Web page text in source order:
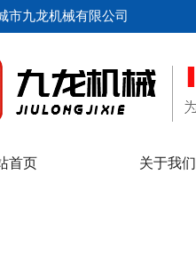
市九龙机械有限公司
首页 关于我们